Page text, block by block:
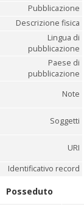
Pubblicazione
Descrizione fisica
Lingua di
pubblicazione
Paese di
pubblicazione
Note
Soggetti
URI
Identificativo record
Posseduto